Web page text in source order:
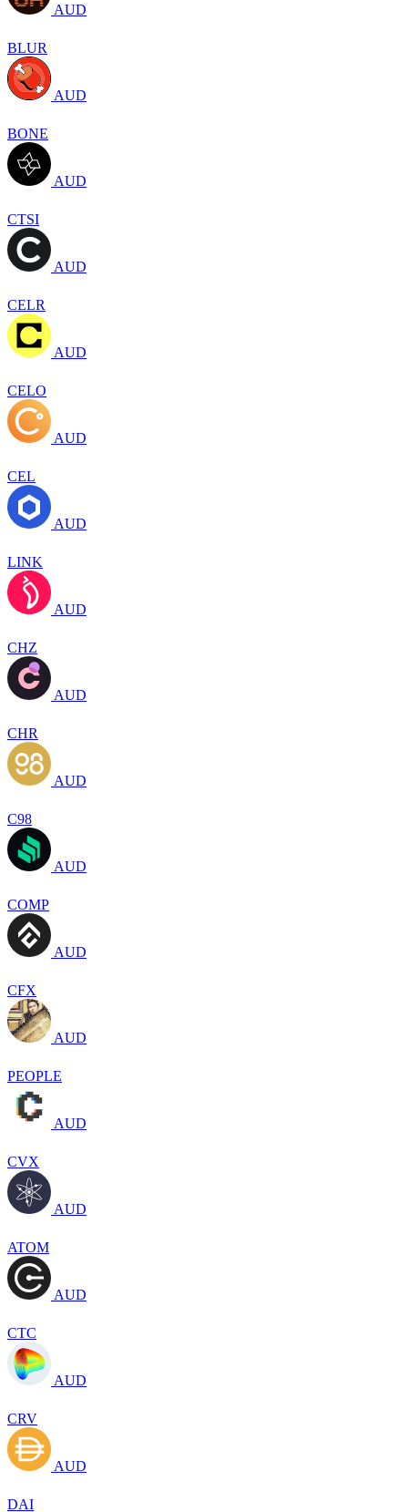
AUD
BLUR
AUD
BONE
AUD
CTSI
AUD
CELR
AUD
CELO
AUD
CEL
AUD
LINK
AUD
CHZ
AUD
CHR
AUD
C98
AUD
COMP
AUD
CFX
AUD
PEOPLE
AUD
CVX
AUD
ATOM
AUD
CTC
AUD
CRV
AUD
DAI